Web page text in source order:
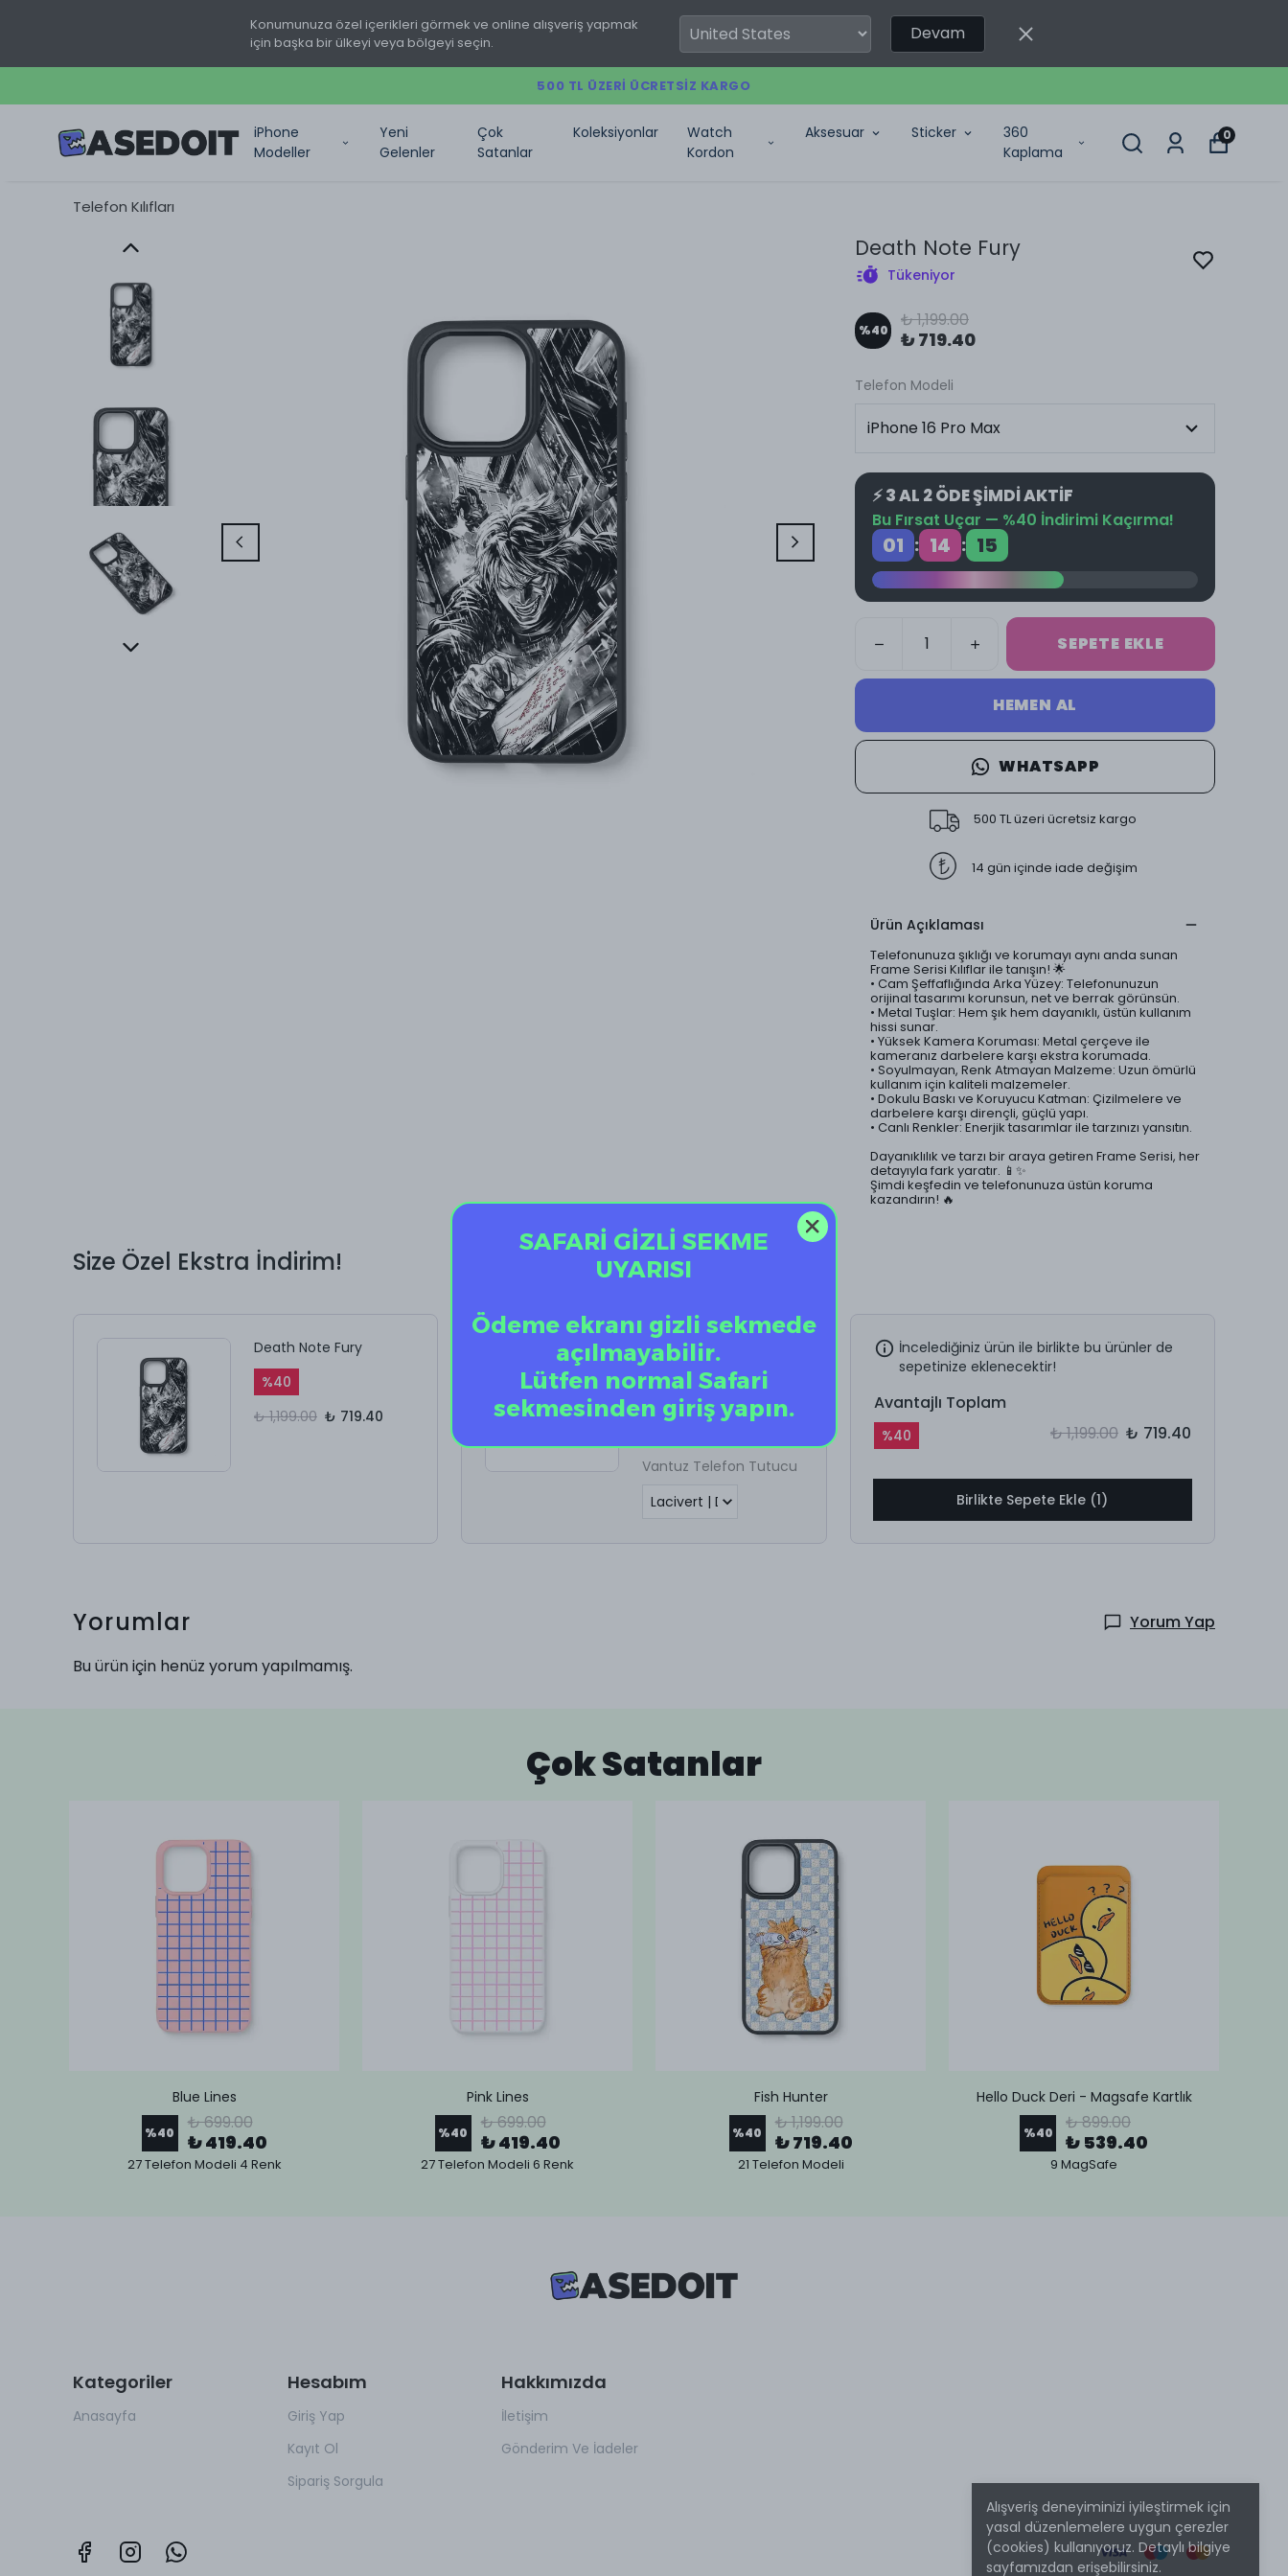
Konumunuza özel içerikleri görmek ve online alışveriş yapmak
için başka bir ülkeyi veya bölgeyi seçin.
Devam
500 TL ÜZERI ÜCRETSIZ KARGO
iPhone
Modeller
Yeni
Gelenler
Çok
Satanlar
Koleksiyonlar
Watch
Kordon
Aksesuar Sticker
360
Kaplama
0
Alışveriş deneyiminizi iyileştirmek için
yasal düzenlemelere uygun çerezler
(cookies) kullanıyoruz. Detaylı bilgiye
sayfamızdan erişebilirsiniz.
Telefon Kılıfları
Death Note Fury
Tükeniyor
%40 ₺ 1,199.00
₺ 719.40
Telefon Modeli
⚡ 3 AL 2 ÖDE ŞİMDİ AKTİF
Bu Fırsat Uçar — %40 İndirimi Kaçırma!
01 : 14 : 14
SEPETE EKLE
HEMEN AL
WHATSAPP
500 TL üzeri ücretsiz kargo
14 gün içinde iade değişim
Ürün Açıklaması
Telefonunuza şıklığı ve korumayı aynı anda sunan
Frame Serisi Kılıflar ile tanışın! 🌟
• Cam Şeffaflığında Arka Yüzey: Telefonunuzun
orijinal tasarımı korunsun, net ve berrak görünsün.
• Metal Tuşlar: Hem şık hem dayanıklı, üstün kullanım
hissi sunar.
• Yüksek Kamera Koruması: Metal çerçeve ile
kameranız darbelere karşı ekstra korumada.
• Soyulmayan, Renk Atmayan Malzeme: Uzun ömürlü
kullanım için kaliteli malzemeler.
• Dokulu Baskı ve Koruyucu Katman: Çizilmelere ve
darbelere karşı dirençli, güçlü yapı.
• Canlı Renkler: Enerjik tasarımlar ile tarzınızı yansıtın.
Dayanıklılık ve tarzı bir araya getiren Frame Serisi, her
detayıyla fark yaratır. 📱✨
Şimdi keşfedin ve telefonunuza üstün koruma
kazandırın! 🔥
Size Özel Ekstra İndirim!
Death Note Fury
%40
₺ 1,199.00 ₺ 719.40
Vantuz Telefon
Tutucu
% 60
Vantuz Telefon Tutucu
İncelediğiniz ürün ile birlikte bu ürünler de
sepetinize eklenecektir!
Avantajlı Toplam
%40 ₺ 1,199.00 ₺ 719.40
Birlikte Sepete Ekle (1)
Yorumlar
Yorum Yap
Bu ürün için henüz yorum yapılmamış.
Çok Satanlar
Blue Lines
%40 ₺ 699.00
₺ 419.40
27 Telefon Modeli 4 Renk
Pink Lines
%40 ₺ 699.00
₺ 419.40
27 Telefon Modeli 6 Renk
Fish Hunter
%40 ₺ 1,199.00
₺ 719.40
21 Telefon Modeli
Hello Duck Deri - Magsafe Kartlık
%40 ₺ 899.00
₺ 539.40
9 MagSafe
Kategoriler
Anasayfa
Hesabım
Giriş Yap
Kayıt Ol
Sipariş Sorgula
Hakkımızda
İletişim
Gönderim Ve İadeler
SAFARİ GİZLİ SEKME
UYARISI
Ödeme ekranı gizli sekmede
açılmayabilir.
Lütfen normal Safari
sekmesinden giriş yapın.